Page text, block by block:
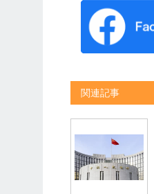
関連記事